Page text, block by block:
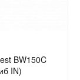
BW150C
IN)